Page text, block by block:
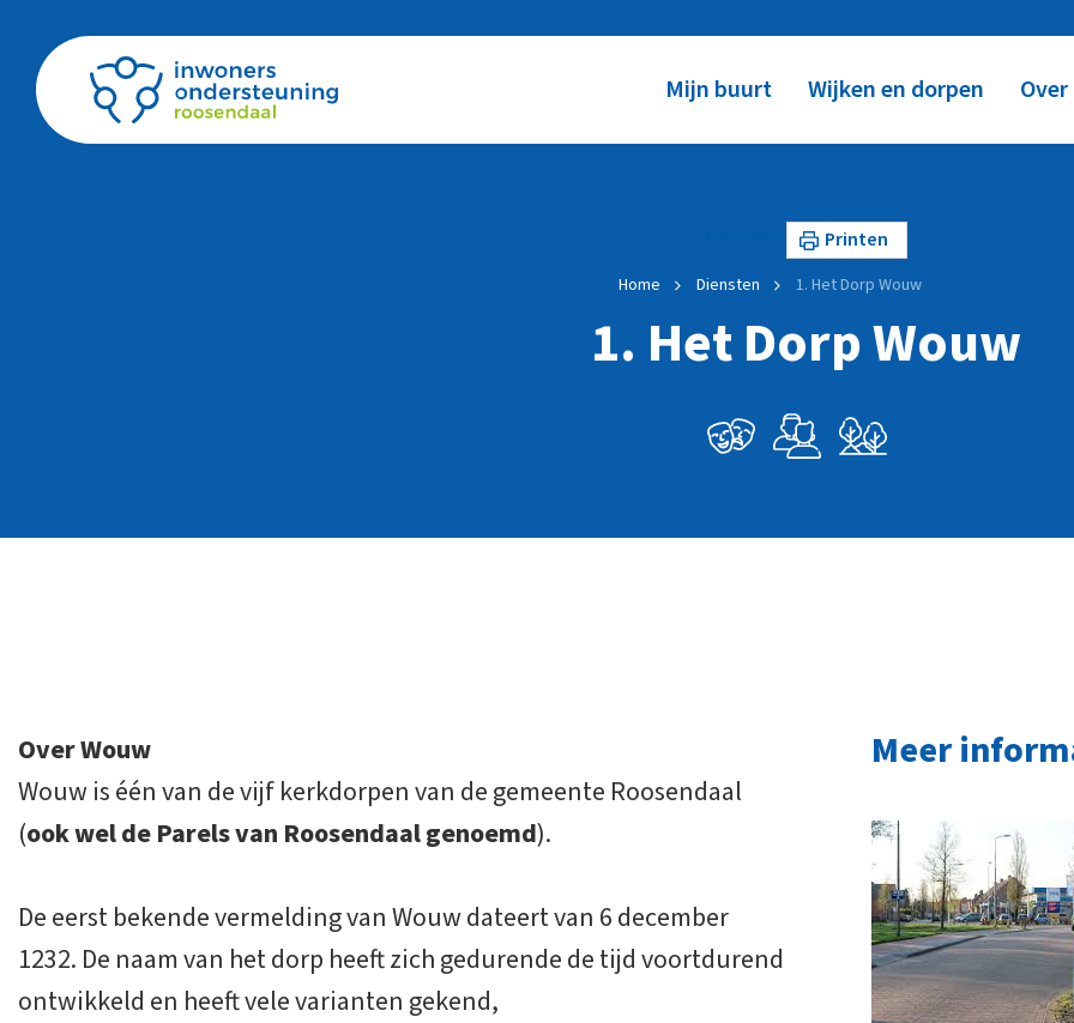
Mijn buurt Wijken en dorpen
Printen
Home Diensten 1. Het Dorp Wouw
1. Het Dorp Wouw
Over Wouw
Wouw is één van de vijf kerkdorpen van de gemeente Roosendaal
(ook wel de Parels van Roosendaal genoemd).
De eerst bekende vermelding van Wouw dateert van 6 december
1232. De naam van het dorp heeft zich gedurende de tijd voortdurend
ontwikkeld en heeft vele varianten gekend,
Meer